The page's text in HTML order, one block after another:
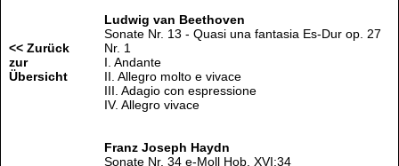
<< Zurück
zur
Übersicht
Ludwig van Beethoven
Sonate Nr. 13 - Quasi una fantasia Es-Dur op. 27
Nr. 1
I. Andante
II. Allegro molto e vivace
III. Adagio con espressione
IV. Allegro vivace
Franz Joseph Haydn
Sonate Nr. 34 e-Moll Hob. XVI:34